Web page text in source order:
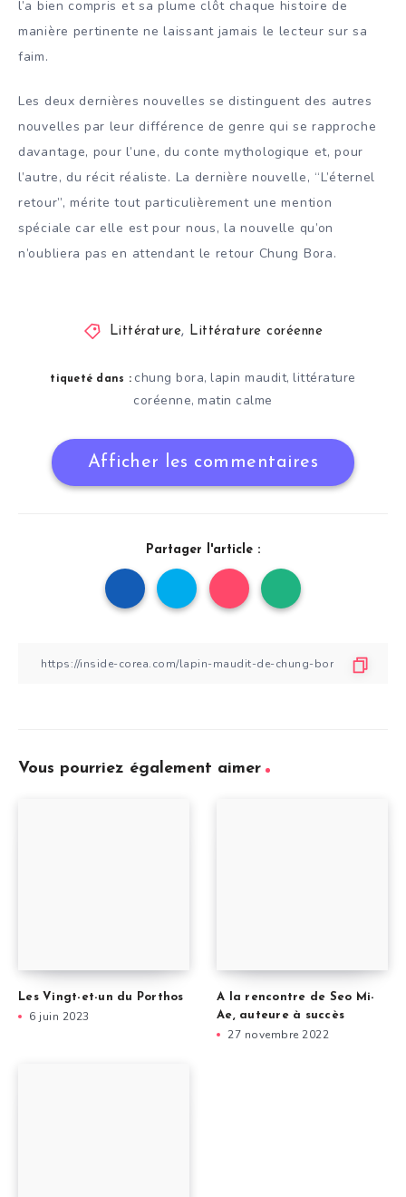
l’a bien compris et sa plume clôt chaque histoire de
manière pertinente ne laissant jamais le lecteur sur sa
faim.
Les deux dernières nouvelles se distinguent des autres
nouvelles par leur différence de genre qui se rapproche
davantage, pour l’une, du conte mythologique et, pour
l’autre, du récit réaliste. La dernière nouvelle, “L’éternel
retour”, mérite tout particulièrement une mention
spéciale car elle est pour nous, la nouvelle qu’on
n’oubliera pas en attendant le retour Chung Bora.
Littérature, Littérature coréenne
tiqueté dans : chung bora,lapin maudit,littérature
coréenne,matin calme
Afficher les commentaires
Partager l'article :
Vous pourriez également aimer
Les Vingt-et-un du Porthos
6 juin 2023
A la rencontre de Seo Mi-
Ae, auteure à succès
27 novembre 2022